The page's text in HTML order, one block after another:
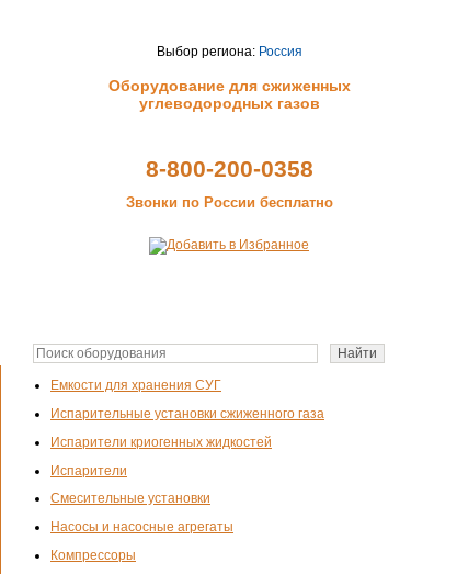
Выбор региона: Россия
Оборудование для сжиженных
углеводородных газов
8-800-200-0358
Звонки по России бесплатно
Емкости для хранения СУГ
Испарительные установки сжиженного газа
Испарители криогенных жидкостей
Испарители
Смесительные установки
Насосы и насосные агрегаты
Компрессоры